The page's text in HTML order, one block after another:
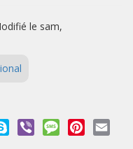
le sam,
Skype Viber MessagePinterest